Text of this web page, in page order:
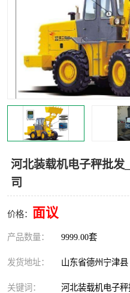
河北装载机电子秤批发
司
价格： 面议
产品数量： 9999.00套
发货地址： 山东省德州宁津县
关键词： 河北装载机电子秤
半自动输送机
冷却塔
撕碎机
塑料撕碎机